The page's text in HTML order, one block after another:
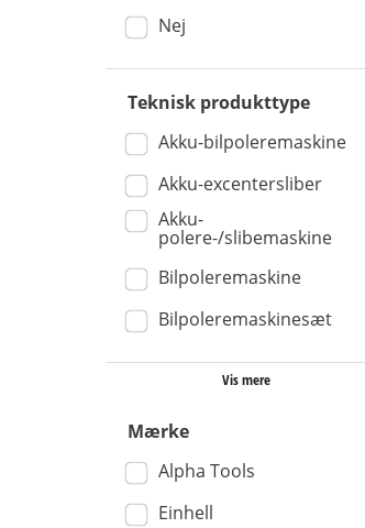
Nej
Teknisk produkttype
Akku-bilpoleremaskine
Akku-excentersliber
Akku-
polere-/slibemaskine
Bilpoleremaskine
Bilpoleremaskinesæt
Vis mere
Mærke
Alpha Tools
Einhell